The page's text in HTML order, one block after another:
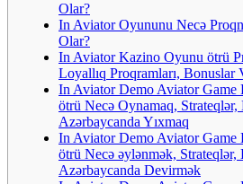
Olar?
In Aviator Oyununu Necə
Olar?
In Aviator Kazino Oyunu ötrü
Loyallıq Proqramları, Bonuslar
In Aviator Demo Aviator Game
ötrü Necə Oynamaq, Strateqlər,
Azərbaycanda Yıxmaq
In Aviator Demo Aviator Game
ötrü Necə əylənmək, Strateqlər,
Azərbaycanda Devirmək